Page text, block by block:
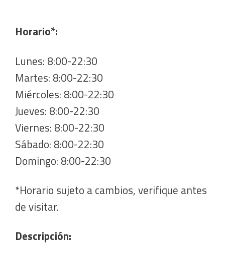
Horario*:
Lunes: 8:00-22:30
Martes: 8:00-22:30
Miércoles: 8:00-22:30
Jueves: 8:00-22:30
Viernes: 8:00-22:30
Sábado: 8:00-22:30
Domingo: 8:00-22:30
*Horario sujeto a cambios, verifique antes
de visitar.
Descripción: